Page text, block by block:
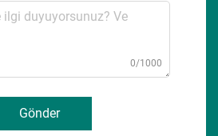
0/1000
Gönder